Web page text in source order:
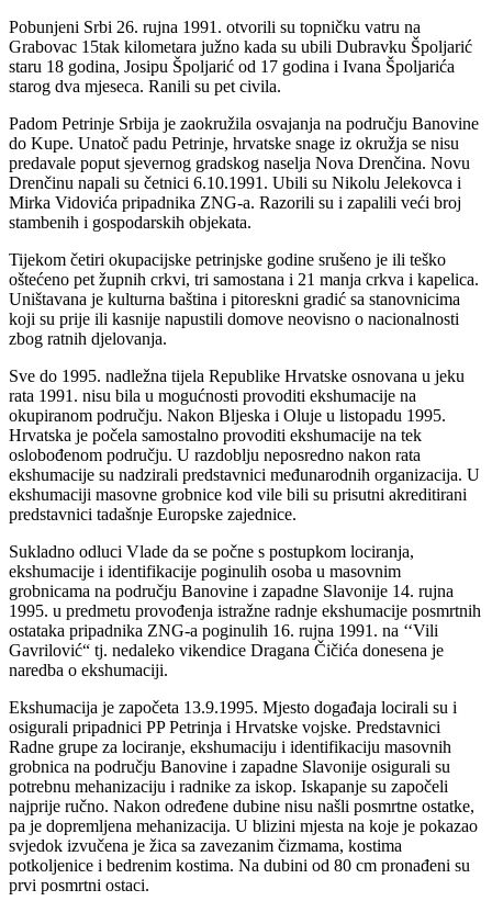
Pobunjeni Srbi 26. rujna 1991. otvorili su topničku vatru na
Grabovac 15tak kilometara južno kada su ubili Dubravku Špoljarić
staru 18 godina, Josipu Špoljarić od 17 godina i Ivana Špoljarića
starog dva mjeseca. Ranili su pet civila.
Padom Petrinje Srbija je zaokružila osvajanja na području Banovine
do Kupe. Unatoč padu Petrinje, hrvatske snage iz okružja se nisu
predavale poput sjevernog gradskog naselja Nova Drenčina. Novu
Drenčinu napali su četnici 6.10.1991. Ubili su Nikolu Jelekovca i
Mirka Vidovića pripadnika ZNG-a. Razorili su i zapalili veći broj
stambenih i gospodarskih objekata.
Tijekom četiri okupacijske petrinjske godine srušeno je ili teško
oštećeno pet župnih crkvi, tri samostana i 21 manja crkva i kapelica.
Uništavana je kulturna baština i pitoreskni gradić sa stanovnicima
koji su prije ili kasnije napustili domove neovisno o nacionalnosti
zbog ratnih djelovanja.
Sve do 1995. nadležna tijela Republike Hrvatske osnovana u jeku
rata 1991. nisu bila u mogućnosti provoditi ekshumacije na
okupiranom području. Nakon Bljeska i Oluje u listopadu 1995.
Hrvatska je počela samostalno provoditi ekshumacije na tek
oslobođenom području. U razdoblju neposredno nakon rata
ekshumacije su nadzirali predstavnici međunarodnih organizacija. U
ekshumaciji masovne grobnice kod vile bili su prisutni akreditirani
predstavnici tadašnje Europske zajednice.
Sukladno odluci Vlade da se počne s postupkom lociranja,
ekshumacije i identifikacije poginulih osoba u masovnim
grobnicama na području Banovine i zapadne Slavonije 14. rujna
1995. u predmetu provođenja istražne radnje ekshumacije posmrtnih
ostataka pripadnika ZNG-a poginulih 16. rujna 1991. na ‘‘Vili
Gavrilović“ tj. nedaleko vikendice Dragana Čičića donesena je
naredba o ekshumaciji.
Ekshumacija je započeta 13.9.1995. Mjesto događaja locirali su i
osigurali pripadnici PP Petrinja i Hrvatske vojske. Predstavnici
Radne grupe za lociranje, ekshumaciju i identifikaciju masovnih
grobnica na području Banovine i zapadne Slavonije osigurali su
potrebnu mehanizaciju i radnike za iskop. Iskapanje su započeli
najprije ručno. Nakon određene dubine nisu našli posmrtne ostatke,
pa je dopremljena mehanizacija. U blizini mjesta na koje je pokazao
svjedok izvučena je žica sa zavezanim čizmama, kostima
potkoljenice i bedrenim kostima. Na dubini od 80 cm pronađeni su
prvi posmrtni ostaci.